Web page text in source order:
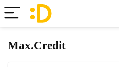
Max.Credit